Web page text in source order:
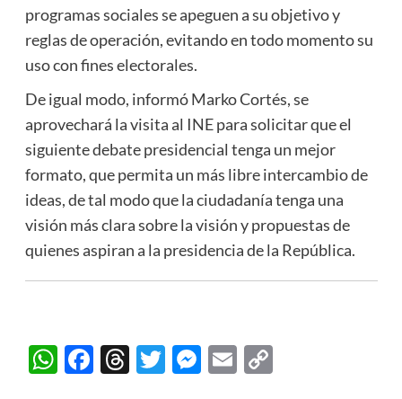
programas sociales se apeguen a su objetivo y
reglas de operación, evitando en todo momento su
uso con fines electorales.
De igual modo, informó Marko Cortés, se
aprovechará la visita al INE para solicitar que el
siguiente debate presidencial tenga un mejor
formato, que permita un más libre intercambio de
ideas, de tal modo que la ciudadanía tenga una
visión más clara sobre la visión y propuestas de
quienes aspiran a la presidencia de la República.
WhatsApp
Facebook
Threads
Twitter
Messenger
EmailCopy